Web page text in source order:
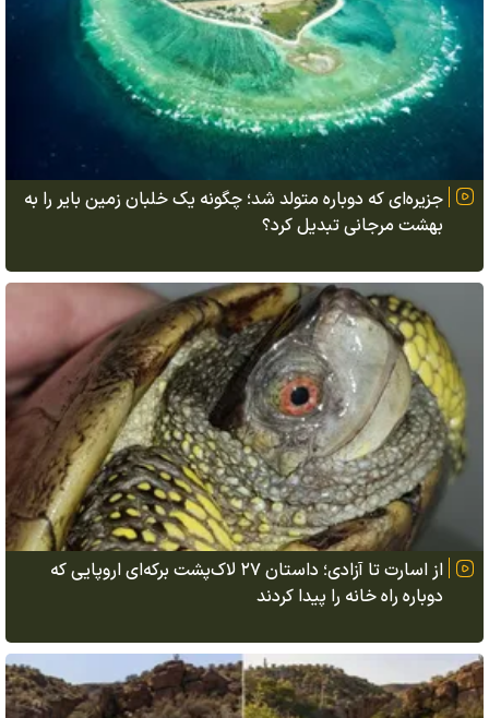
جزیره‌ای که دوباره متولد شد؛ چگونه یک خلبان زمین بایر را به
بهشت مرجانی تبدیل کرد؟
از اسارت تا آزادی؛ داستان ۲۷ لاک‌پشت برکه‌ای اروپایی که
دوباره راه خانه را پیدا کردند